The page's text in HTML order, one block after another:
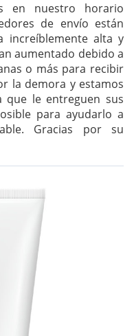
en nuestro horario
de envío están
increíblemente alta y
aumentado debido a
o más para recibir
la demora y estamos
que le entreguen sus
para ayudarlo a
Gracias por su